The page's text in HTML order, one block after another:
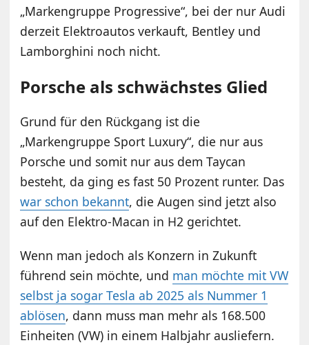
„Markengruppe Progressive“, bei der nur Audi
derzeit Elektroautos verkauft, Bentley und
Lamborghini noch nicht.
Porsche als schwächstes Glied
Grund für den Rückgang ist die
„Markengruppe Sport Luxury“, die nur aus
Porsche und somit nur aus dem Taycan
besteht, da ging es fast 50 Prozent runter. Das
war schon bekannt, die Augen sind jetzt also
auf den Elektro-Macan in H2 gerichtet.
Wenn man jedoch als Konzern in Zukunft
führend sein möchte, und man möchte mit VW
selbst ja sogar Tesla ab 2025 als Nummer 1
ablösen, dann muss man mehr als 168.500
Einheiten (VW) in einem Halbjahr ausliefern.